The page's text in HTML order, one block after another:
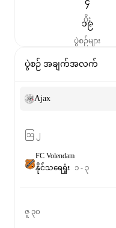
၄
ဂိုး
၁၉
ပွဲစဉ်များ
ပွဲစဉ် အချက်အလက်
Ajax
ဩ ၂
FC Volendam
နိုင်သရေရှုံး ၁ - ၃
ဇူ ၃၀